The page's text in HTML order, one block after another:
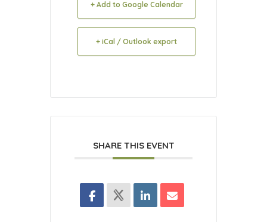
+ Add to Google Calendar
+ iCal / Outlook export
SHARE THIS EVENT